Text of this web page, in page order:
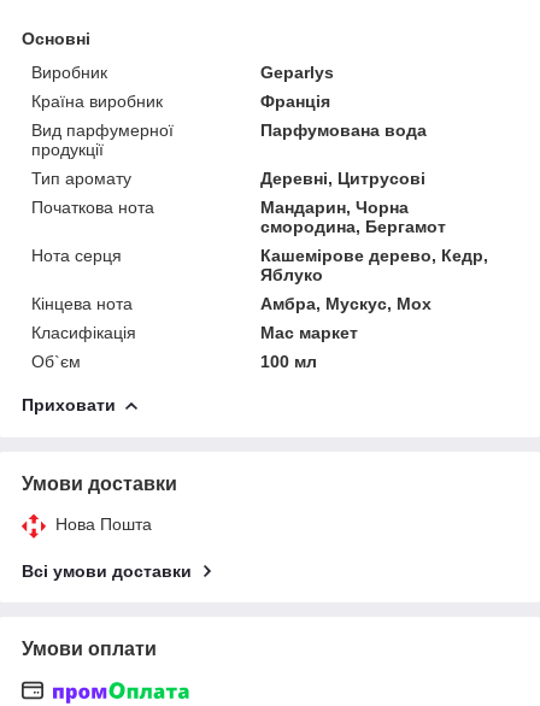
Основні
Виробник
Geparlys
Країна виробник
Франція
Вид парфумерної
продукції
Парфумована вода
Тип аромату
Деревні, Цитрусові
Початкова нота
Мандарин, Чорна
смородина, Бергамот
Нота серця
Кашемірове дерево, Кедр,
Яблуко
Кінцева нота
Амбра, Мускус, Мох
Класифікація
Мас маркет
Об`єм
100 мл
Приховати
Умови доставки
Нова Пошта
Всі умови доставки
Умови оплати